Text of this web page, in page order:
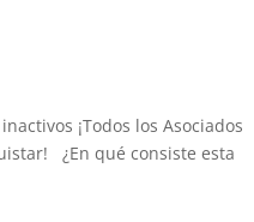
¡Todos los Asociados
¿En qué consiste esta